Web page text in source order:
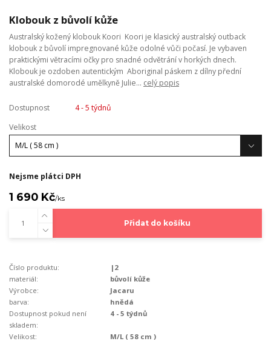
Klobouk z bůvolí kůže
Australský kožený klobouk Koori Koori je klasický australský outback
klobouk z bůvolí impregnované kůže odolné vůči počasí. Je vybaven
praktickými větracími očky pro snadné odvětrání v horkých dnech.
Klobouk je ozdoben autentickým Aboriginal páskem z dílny přední
australské domorodé umělkyně Julie... celý popis
Dostupnost
4 - 5 týdnů
Velikost
Nejsme plátci DPH
1 690 Kč/ks
Přidat do košíku
Číslo produktu:
|2
materiál:
bůvolí kůže
Výrobce:
Jacaru
barva:
hnědá
Dostupnost pokud není
skladem:
4 - 5 týdnů
Velikost: M/L ( 58 cm )